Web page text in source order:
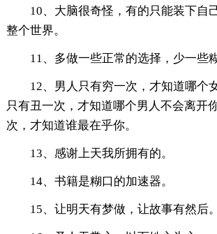
10、大脑很奇怪，有的只能装下自
整个世界。
11、多做一些正常的选择，少一些
12、男人只有穷一次，才知道哪个
只有丑一次，才知道哪个男人不会离开
次，才知道谁最在乎你。
13、感谢上天我所拥有的。
14、书籍是糊口的加速器。
15、让明天有梦做，让故事有然后。